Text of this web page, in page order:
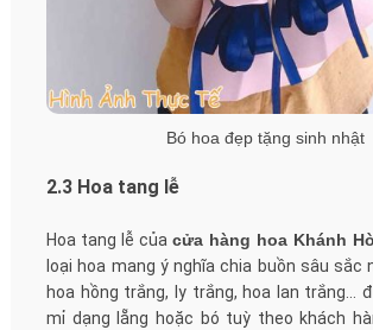
Bó hoa đẹp tặng sinh nhật
2.3 Hoa tang lễ
Hoa tang lễ của cửa hàng hoa Khánh
loại hoa mang ý nghĩa chia buồn sâu sắc
hoa hồng trắng, ly trắng, hoa lan trắng…
mỉ dạng lẵng hoặc bó tuỳ theo khách